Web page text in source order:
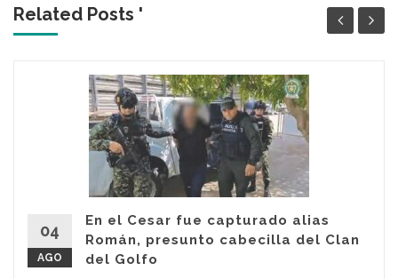
Related Posts '
04
AGO
En el Cesar fue capturado alias
Román, presunto cabecilla del Clan
del Golfo